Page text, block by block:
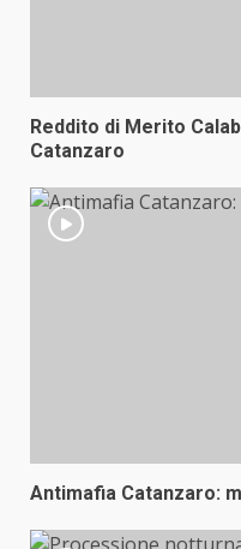
Reddito di Merito
Catanzaro
Antimafia Catanzaro: